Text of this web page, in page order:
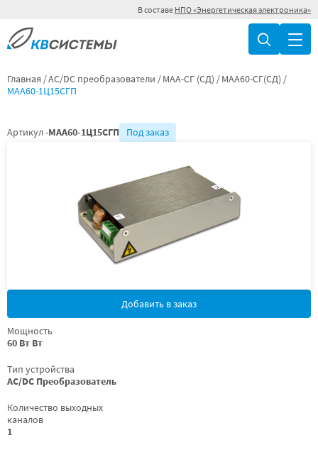
В составе НПО «Энергетическая электроника»
Главная AC/DC преобразователи МАА-СГ (СД)
МАА60-СГ(СД)
МАА60-1Ц15СГП
Артикул -МАА60-1Ц15СГП Под заказ
Добавить в заказ
Мощность
60 Вт Вт
Тип устройства
AC/DC Преобразователь
Количество выходных
каналов
1